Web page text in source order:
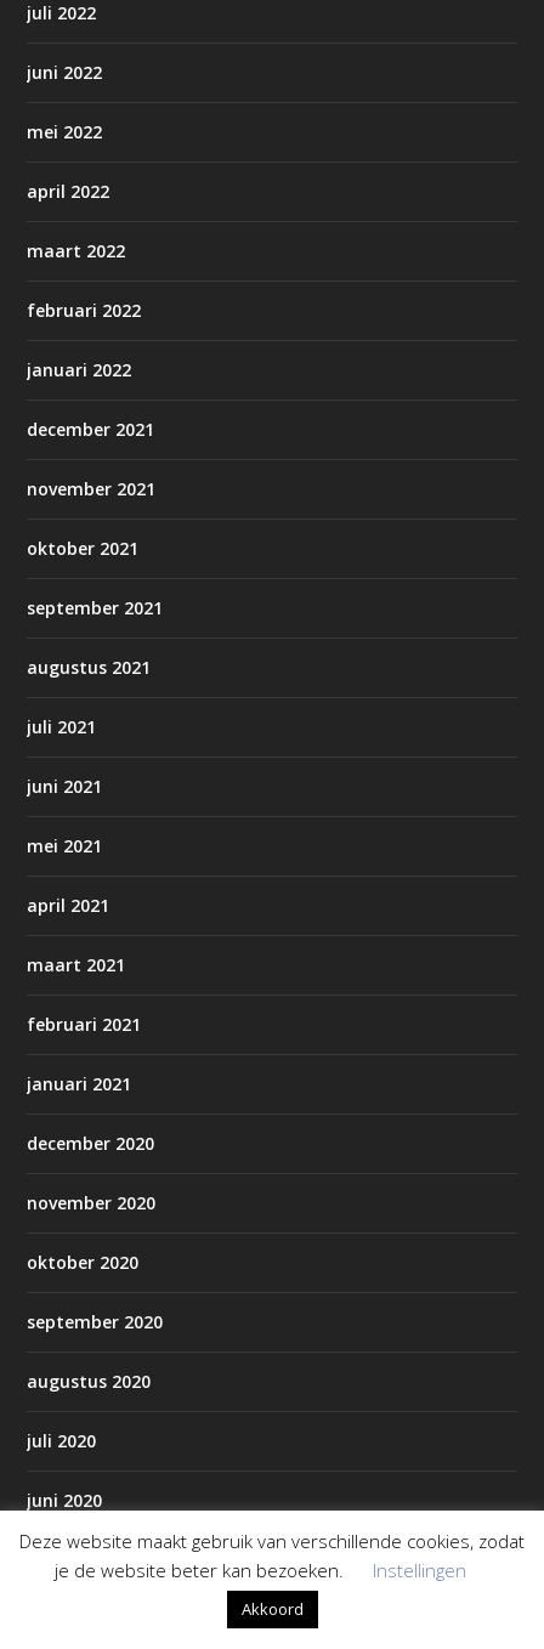
juli 2022
juni 2022
mei 2022
april 2022
maart 2022
februari 2022
januari 2022
december 2021
november 2021
oktober 2021
september 2021
augustus 2021
juli 2021
juni 2021
mei 2021
april 2021
maart 2021
februari 2021
januari 2021
december 2020
november 2020
oktober 2020
september 2020
augustus 2020
juli 2020
juni 2020
mei 2020
Deze website maakt gebruik van verschillende cookies, zodat
je de website beter kan bezoeken.
Instellingen
Akkoord